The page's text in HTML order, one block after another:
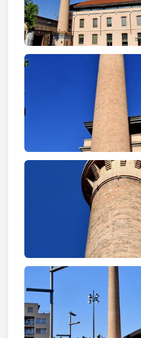
carrer i la plaça, donant-li forma
Durant la postguerra, tot i les
van treballar a la fàbrica
L’any 1951 es va construir un
importants reformes. La fàbrica
llavors 508 telers i més de 800
quals cal sumar-hi 300 telers més
instal·lacions que l’empresa
L’estancament de la producció en
de metres anuals de teixits va
1976, l’empresa Ignacio Font SA
Hilaturas Gossypium SA, que va
desembre del 1993, amb unes
treballadors en plantilla, quan ja
bona part de l’antic conjunt fabril,